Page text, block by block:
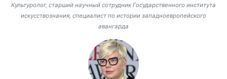
Культуролог, старший научный сотрудник Государственного института
искусствознания, специалист по истории западноевропейского
авангарда